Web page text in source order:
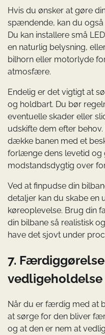
Hvis du ønsker at gøre
spændende, kan du
Du kan installere små
en naturlig belysning,
bilhorn eller motorlyde
atmosfære.
Endelig er det vigtigt at
og holdbart. Du bør
eventuelle skader eller
udskifte dem efter
dække banen med et
forlænge dens levetid og
modstandsdygtig over
Ved at finpudse din
detaljer kan du skabe en
køreoplevelse. Brug din
din bilbane så realistisk
have det sjovt under
7.
Når du er færdig med at
at sørge for den bliver
og at den er nem at